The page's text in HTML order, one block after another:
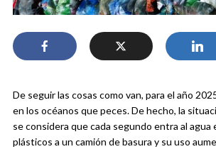
De seguir las cosas como van, para el año
en los océanos que peces. De hecho, la
se considera que cada segundo entra al agua
plásticos a un camión de basura y su uso